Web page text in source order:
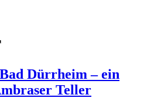
Dürrheim – ein
Teller